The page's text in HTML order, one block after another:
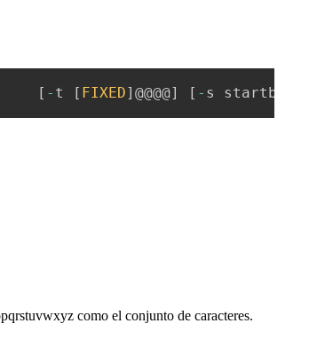
[ - t [ FIXED] @@@@] [ - s startblock
como el conjunto de caracteres.